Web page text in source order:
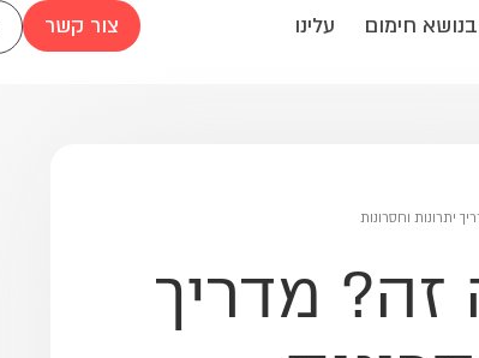
חימום עלינו צור קשר
יתרונות וחסרונות
זה? מדריך